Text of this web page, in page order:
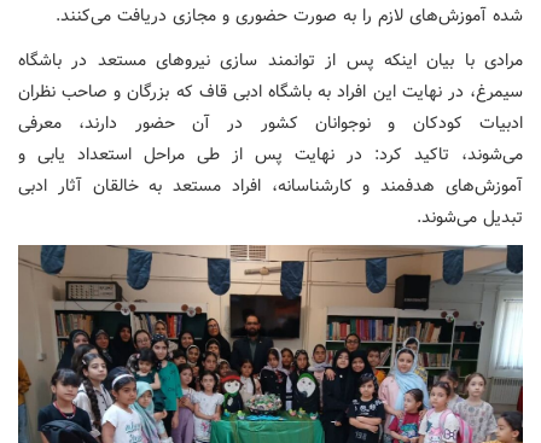
شده آموزش‌های لازم را به صورت حضوری و مجازی دریافت می‌کنند.
مرادی با بیان اینکه پس از توانمند سازی نیروهای مستعد در باشگاه
سیمرغ، در نهایت این افراد به باشگاه ادبی قاف که بزرگان و صاحب نظران
ادبیات کودکان و نوجوانان کشور در آن حضور دارند، معرفی
می‌شوند، تاکید کرد: در نهایت پس از طی مراحل استعداد یابی و
آموزش‌های هدفمند و کارشناسانه، افراد مستعد به خالقان آثار ادبی
تبدیل می‌شوند.